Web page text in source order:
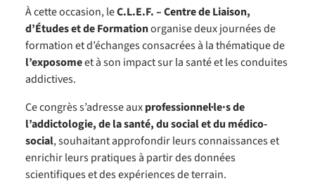
À cette occasion, leC.L.E.F. – Centre de Liaison,
d’Études et de Formationorganise deux journées de
formation et d’échanges consacrées à la thématique de
l’exposomeet à son impact sur la santé et les conduites
addictives.
Ce congrès s’adresse auxprofessionnel·le·s de
l’addictologie, de la santé, du social et du médico-
social, souhaitant approfondir leurs connaissances et
enrichir leurs pratiques à partir des données
scientifiques et des expériences de terrain.